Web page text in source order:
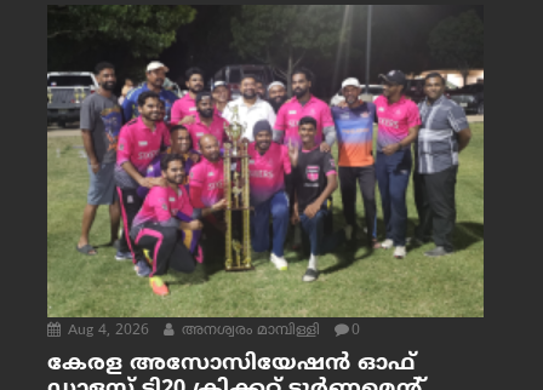
Aug 4, 2026 അനശ്വരം മാമ്പിള്ളി 0
കേരള അസോസിയേഷൻ ഓഫ്